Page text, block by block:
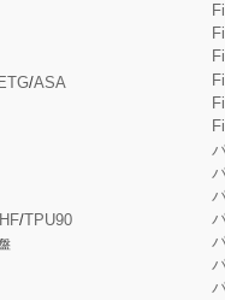
/ASA
/TPU90